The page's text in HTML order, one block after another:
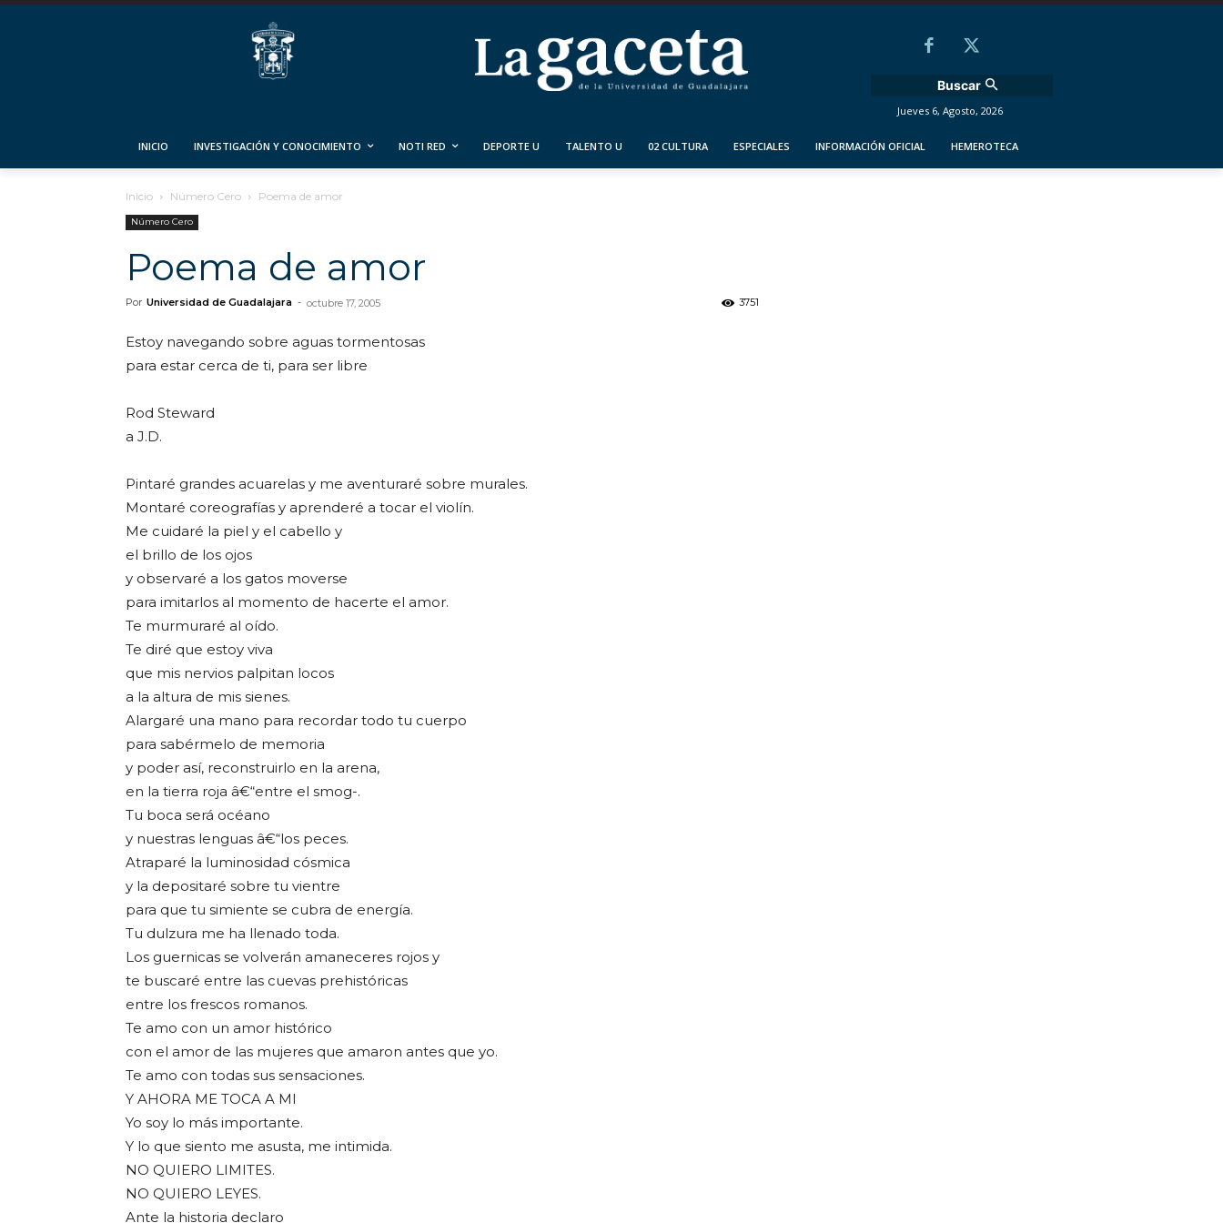
Buscar
Jueves 6, Agosto, 2026
INICIO INVESTIGACIÓN Y CONOCIMIENTO NOTI RED DEPORTE U TALENTO U 02 CULTURA ESPECIALES INFORMACIÓN OFICIAL HEMEROTECA
Inicio Número Cero Poema de amor
Número Cero
Poema de amor
Por Universidad de Guadalajara - octubre 17, 2005 3751
Estoy navegando sobre aguas tormentosas
para estar cerca de ti, para ser libre
Rod Steward
a J.D.
Pintaré grandes acuarelas y me aventuraré sobre murales.
Montaré coreografías y aprenderé a tocar el violín.
Me cuidaré la piel y el cabello y
el brillo de los ojos
y observaré a los gatos moverse
para imitarlos al momento de hacerte el amor.
Te murmuraré al oído.
Te diré que estoy viva
que mis nervios palpitan locos
a la altura de mis sienes.
Alargaré una mano para recordar todo tu cuerpo
para sabérmelo de memoria
y poder así, reconstruirlo en la arena,
en la tierra roja â€“entre el smog-.
Tu boca será océano
y nuestras lenguas â€“los peces.
Atraparé la luminosidad cósmica
y la depositaré sobre tu vientre
para que tu simiente se cubra de energía.
Tu dulzura me ha llenado toda.
Los guernicas se volverán amaneceres rojos y
te buscaré entre las cuevas prehistóricas
entre los frescos romanos.
Te amo con un amor histórico
con el amor de las mujeres que amaron antes que yo.
Te amo con todas sus sensaciones.
Y AHORA ME TOCA A MI
Yo soy lo más importante.
Y lo que siento me asusta, me intimida.
NO QUIERO LIMITES.
NO QUIERO LEYES.
Ante la historia declaro